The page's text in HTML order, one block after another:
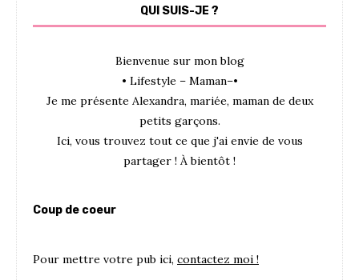
QUI SUIS-JE ?
Bienvenue sur mon blog
• Lifestyle – Maman–•
Je me présente Alexandra, mariée, maman de deux
petits garçons.
Ici, vous trouvez tout ce que j'ai envie de vous
partager ! À bientôt !
Coup de coeur
Pour mettre votre pub ici, contactez moi !